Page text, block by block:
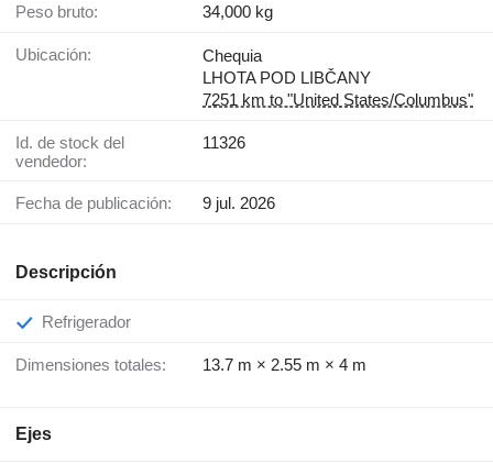
Peso bruto: 34,000 kg
Ubicación:
Chequia
LHOTA POD LIBČANY
7251 km to "United States/Columbus"
Id. de stock del
vendedor:
11326
Fecha de publicación: 9 jul. 2026
Descripción
Refrigerador
Dimensiones totales: 13.7 m × 2.55 m × 4 m
Ejes